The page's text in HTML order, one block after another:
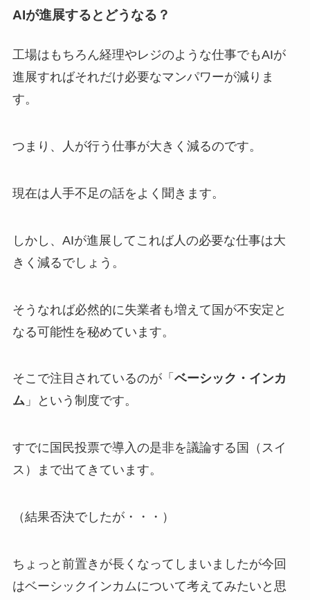
AIが進展するとどうなる？
工場はもちろん経理やレジのような仕事でもAIが
進展すればそれだけ必要なマンパワーが減りま
す。
つまり、人が行う仕事が大きく減るのです。
現在は人手不足の話をよく聞きます。
しかし、AIが進展してこれば人の必要な仕事は大
きく減るでしょう。
そうなれば必然的に失業者も増えて国が不安定と
なる可能性を秘めています。
そこで注目されているのが「 ベーシック・インカ
ム」という制度です。
すでに国民投票で導入の是非を議論する国（スイ
ス）まで出てきています。
（結果否決でしたが・・・）
ちょっと前置きが長くなってしまいましたが今回
はベーシックインカムについて考えてみたいと思